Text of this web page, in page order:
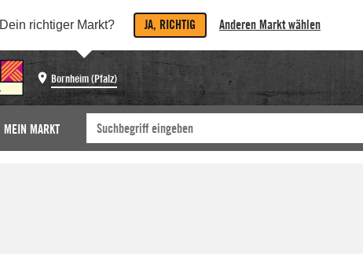
Dein richtiger Markt? JA, RICHTIG Anderen Markt wählen
Bornheim (Pfalz)
MEIN MARKT